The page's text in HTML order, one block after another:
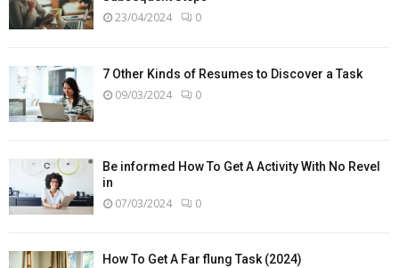
23/04/2024 0
7 Other Kinds of Resumes to Discover a Task
09/03/2024 0
Be informed How To Get A Activity With No Revel
in
07/03/2024 0
How To Get A Far flung Task (2024)